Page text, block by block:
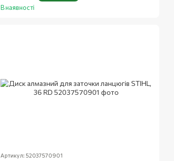
В наявності
Артикул: 52037570901